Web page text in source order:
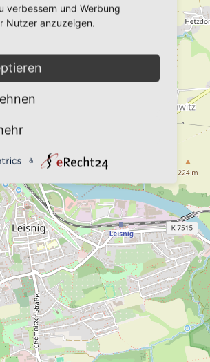
verbessern und Werbung
Nutzer anzuzeigen.
&